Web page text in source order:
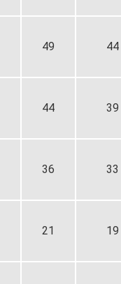
49 44
44 39
36 33
21 19